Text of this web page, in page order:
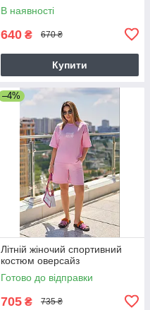
В наявності
640 ₴ 670 ₴
Купити
–4%
Літній жіночий спортивний
костюм оверсайз
Готово до відправки
705 ₴ 735 ₴